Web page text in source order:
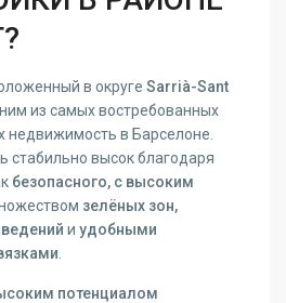
в округеSarrià-Sant
из самых востребованных
в Барселоне.
стабильно высок благодаря
безопасного, с высоким
зелёных зон,
иудобными
потенциалом